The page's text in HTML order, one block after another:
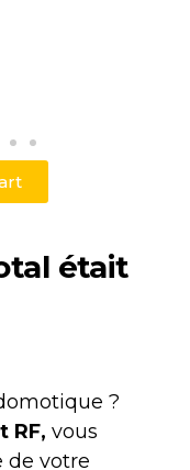
était
?
RF, vous
de votre